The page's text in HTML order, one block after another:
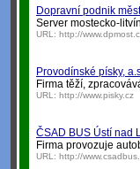
Dopravní podnik
Server mostecko-
URL: http://
Provodínské písky,
Firma těží,
URL: http://www.pisky.cz
ČSAD BUS Ústí nad
Firma provozuje
URL: http://